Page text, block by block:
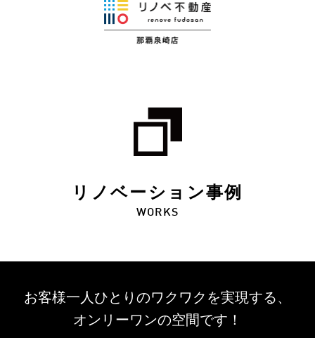
リノベーション事例
WORKS
お客様一人ひとりのワクワクを実現する、
オンリーワンの空間です！